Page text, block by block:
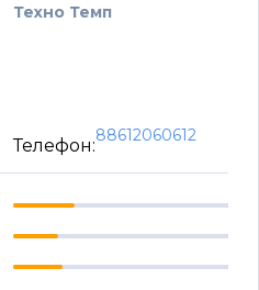
Техно Темп
Телефон:
88612060612